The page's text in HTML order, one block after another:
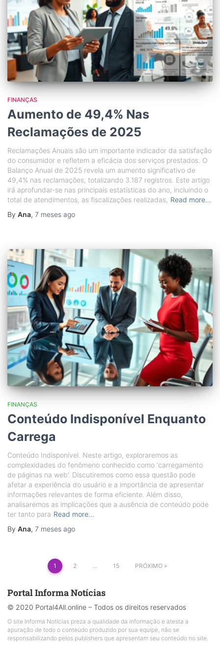
FINANÇAS
Aumento de 49,4% Nas
Reclamações de 2025
Reclamações Anuais são um importante indicador da satisfação
do consumidor e refletem a eficácia dos serviços prestados. O
Balanço Anual de 2025 revela um aumento significativo de
49,4% nas reclamações, totalizando 3.187 registros. Este artigo
irá aprofundar-se nas principais estatísticas do ano, incluindo o
total de atendimentos, as fiscalizações realizadas, Read more…
By Ana, 7 meses ago
FINANÇAS
Conteúdo Indisponível Enquanto
Carrega
Conteúdo Indisponível. Neste artigo, exploraremos as
complexidades do fenômeno conhecido como ‘carregamento
de páginas na web’. Discutiremos como essa questão pode
afetar a experiência do usuário e a importância de apresentar
informações relevantes de forma eficiente. Além disso,
analisaremos as implicações que a ausência de conteúdo pode
ter tanto para Read more…
By Ana, 7 meses ago
Paginação
posts
1 2 … 15 PRÓXIMO
Portal Informa Notícias
© 2020 Portal4All.online – Todos os direitos reservados
O site Informa Notícias preza a qualidade da informação e atesta a
apuração de todo o conteúdo produzido por sua equipe, não se
responsabilizando pelos publishers que apresentam seu conteúdo no site.